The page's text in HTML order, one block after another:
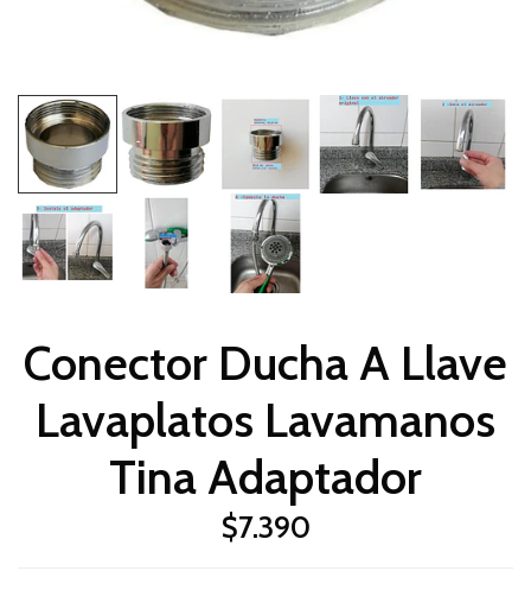
Conector Ducha A Llave
Lavaplatos Lavamanos
Tina Adaptador
$7.390